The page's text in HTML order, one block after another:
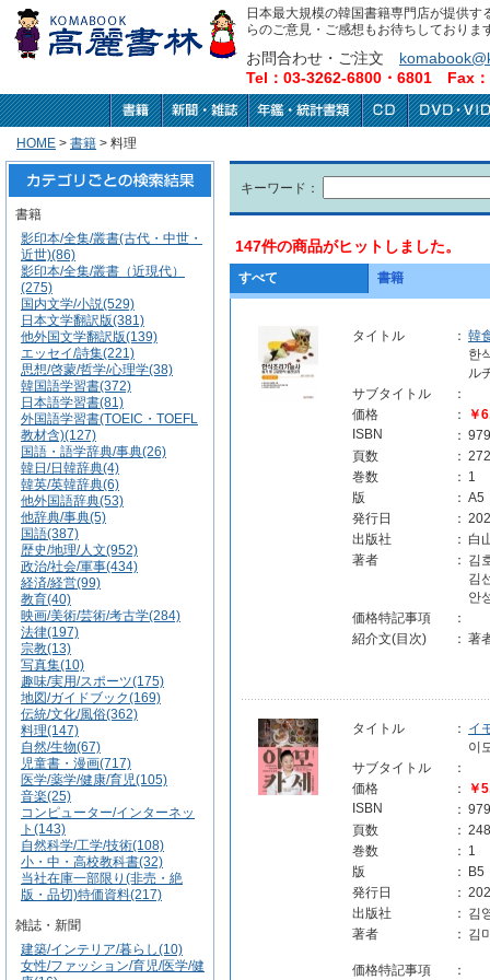
日本最大規模の韓国書籍専門店が提供
らのご意見・ご感想もお待ちしておりま
お問合わせ・ご注文
Tel：03-3262-6800・6801 Fax
HOME > 書籍 > 料理
書籍
影印本/全集/叢書(古代・中世・
近世)(86)
影印本/全集/叢書（近現代）
(275)
国内文学/小説(529)
日本文学翻訳版(381)
他外国文学翻訳版(139)
エッセイ/詩集(221)
思想/啓蒙/哲学/心理学(38)
韓国語学習書(372)
日本語学習書(81)
外国語学習書(TOEIC・TOEFL
教材含)(127)
国語・語学辞典/事典(26)
韓日/日韓辞典(4)
韓英/英韓辞典(6)
他外国語辞典(53)
他辞典/事典(5)
国語(387)
歴史/地理/人文(952)
政治/社会/軍事(434)
経済/経営(99)
教育(40)
映画/美術/芸術/考古学(284)
法律(197)
宗教(13)
写真集(10)
趣味/実用/スポーツ(175)
地図/ガイドブック(169)
伝統/文化/風俗(362)
料理(147)
自然/生物(67)
児童書・漫画(717)
医学/薬学/健康/育児(105)
音楽(25)
コンピューター/インターネッ
ト(143)
自然科学/工学/技術(108)
小・中・高校教科書(32)
当社在庫一部限り(非売・絶
版・品切)特価資料(217)
雑誌・新聞
建築/インテリア/暮らし(10)
女性/ファッション/育児/医学/健
キーワード：
147件の商品がヒットしました。
すべて 書籍
タイトル ： 韓
한
ル
サブタイトル
：
価格
：
￥
ISBN
：
頁数
： 272
巻数
： 1
版
： A5
発行日
：
出版社
： 白
著者
： 김
김
안
価格特記事項
：
紹介文(目次)
： 著
タイトル ： イ
이
サブタイトル
：
価格
：
￥
ISBN
：
頁数
： 248
巻数
： 1
版
：
B5
発行日
：
出版社
： 김
著者
： 김
価格特記事項 ：